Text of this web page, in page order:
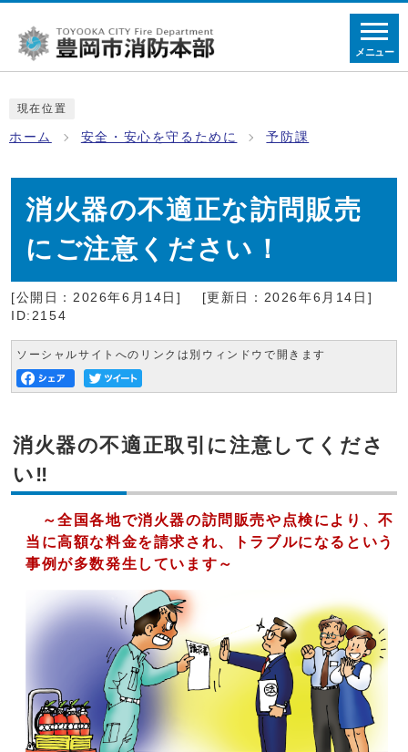
メニュー
現在位置
ホーム 安全・安心を守るために 予防課
消火器の不適正な訪問販売
にご注意ください！
[公開日：2026年6月14日]
[更新日：2026年6月14日]
ID:2154
ソーシャルサイトへのリンクは別ウィンドウで開きます
消火器の不適正取引に注意してくださ
い‼
～全国各地で消火器の訪問販売や点検により、不
当に高額な料金を請求され、トラブルになるという
事例が多数発生しています～